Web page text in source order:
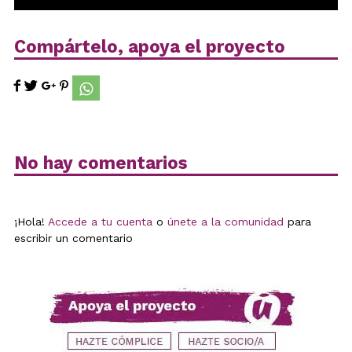
Compártelo, apoya el proyecto
No hay comentarios
¡Hola! Accede a tu cuenta o únete a la comunidad para
escribir un comentario